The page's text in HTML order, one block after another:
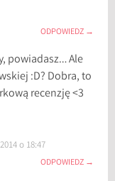
ODPOWIEDZ
powiadasz… Ale
:D? Dobra, to
recenzję <3
o 18:47
ODPOWIEDZ